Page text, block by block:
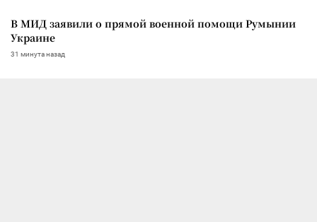
В МИД заявили о прямой военной помощи Румынии
Украине
31 минута назад